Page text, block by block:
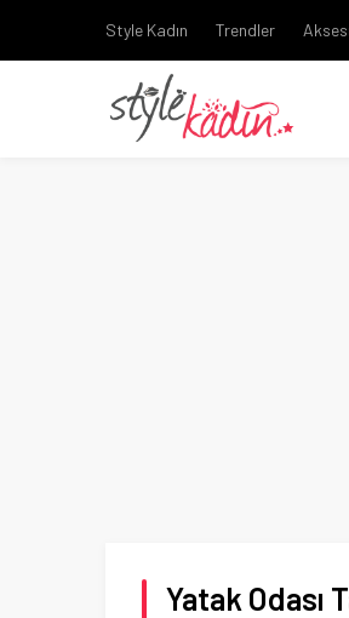
Style Kadın Trendler
Yatak Odası